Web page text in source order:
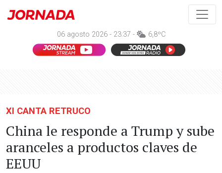
06 agosto 2026 - 23:37 - 6,8ºC
XI CANTA RETRUCO
China le responde a Trump y sube
aranceles a productos claves de
EEUU